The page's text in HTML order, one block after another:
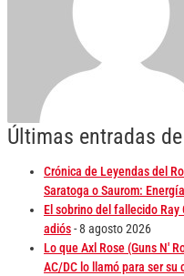
Últimas entradas
Crónica de Leyendas del
Saratoga o Saurom:
El sobrino del fallecido
adiós- 8 agosto 2026
Lo que Axl Rose (Guns N'
AC/DC lo llamó para ser